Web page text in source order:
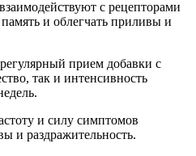
с рецепторами
и облегчать приливы и
прием добавки с
так и интенсивность
и силу симптомов
и раздражительность.